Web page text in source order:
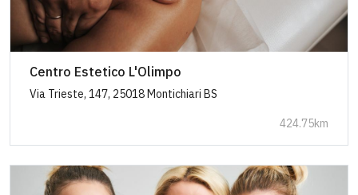
Centro Estetico L'Olimpo
Via Trieste, 147, 25018 Montichiari BS
424.75km